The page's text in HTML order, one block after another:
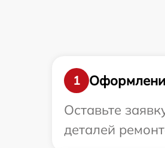
1
Оставьте
деталей